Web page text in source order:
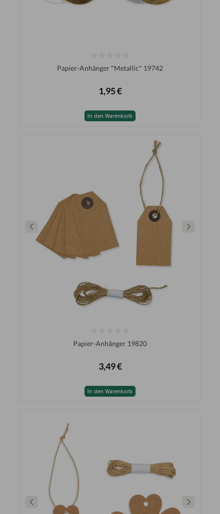
Papier-Anhänger "Metallic" 19742
1,95 €
In den Warenkorb
Papier-Anhänger 19820
3,49 €
In den Warenkorb